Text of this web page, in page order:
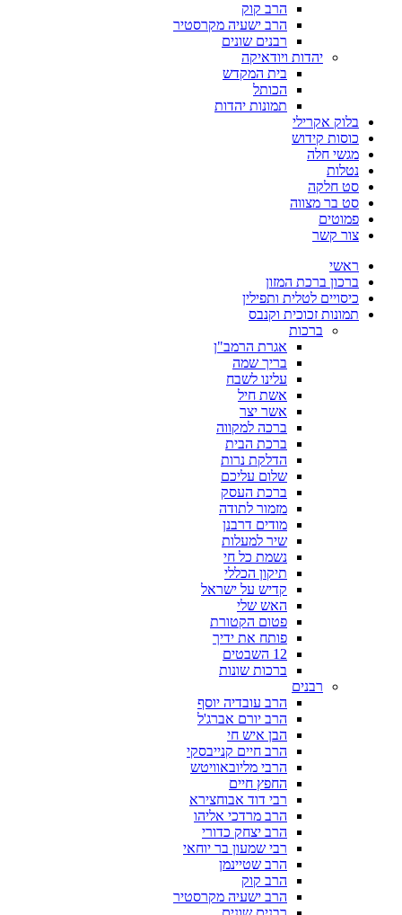
הרב קוק
הרב ישעיה מקרסטיר
רבנים שונים
יהדות ויודאיקה
בית המקדש
הכותל
תמונות יהדות
בלוק אקרילי
כוסות קידוש
מגשי חלה
נטלות
סט חלקה
סט בר מצווה
פמוטים
צור קשר
ראשי
ברכון ברכת המזון
כיסויים לטלית ותפילין
תמונות זכוכית וקנבס
ברכות
אגרת הרמב"ן
בריך שמה
עלינו לשבח
אשת חיל
אשר יצר
ברכה למקווה
ברכת הבית
הדלקת נרות
שלום עליכם
ברכת העסק
מזמור לתודה
מודים דרבנן
שיר למעלות
נשמת כל חי
תיקון הכללי
קדיש על ישראל
האש שלי
פטום הקטורת
פותח את ידיך
12 השבטים
ברכות שונות
רבנים
הרב עובדיה יוסף
הרב יורם אברג'ל
הבן איש חי
הרב חיים קנייבסקי
הרבי מליובאוויטש
החפץ חיים
רבי דוד אבוחצירא
הרב מרדכי אליהו
הרב יצחק כדורי
רבי שמעון בר יוחאי
הרב שטיינמן
הרב קוק
הרב ישעיה מקרסטיר